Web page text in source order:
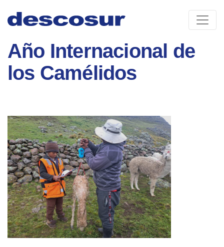
content
Año Internacional de
los Camélidos